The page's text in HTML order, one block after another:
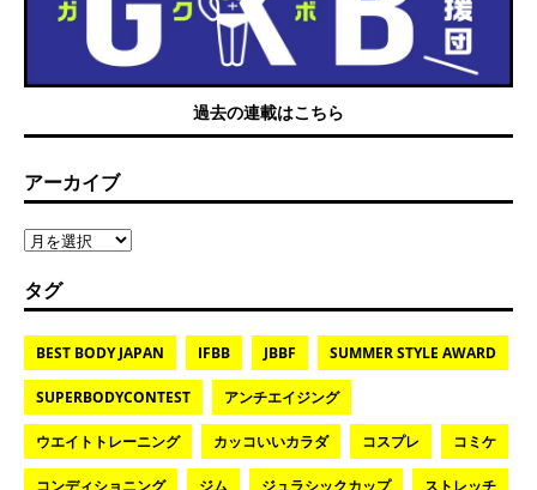
過去の連載はこちら
アーカイブ
タグ
BEST BODY JAPAN IFBB JBBF SUMMER STYLE AWARD
SUPERBODYCONTEST アンチエイジング
ウエイトトレーニング カッコいいカラダ コスプレ コミケ
コンディショニング ジム ジュラシックカップ ストレッチ